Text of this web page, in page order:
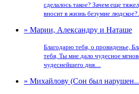
сделалось такое? Зачем еще
вносит в жизнь безумие
» Марии, Александру и Наташе
Благодарю тебя, о провиденье,
тебя, Ты мне дало чудесное
чудеснейшего дня....
» Михайлову (Сон был